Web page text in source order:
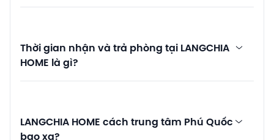
Thời gian nhận và trả phòng tại LANGCHIA
HOME là gì?
LANGCHIA HOME cách trung tâm Phú Quốc
bao xa?